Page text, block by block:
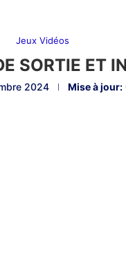
Jeux Vidéos
SORTIE ET
2024 Mise à jour: